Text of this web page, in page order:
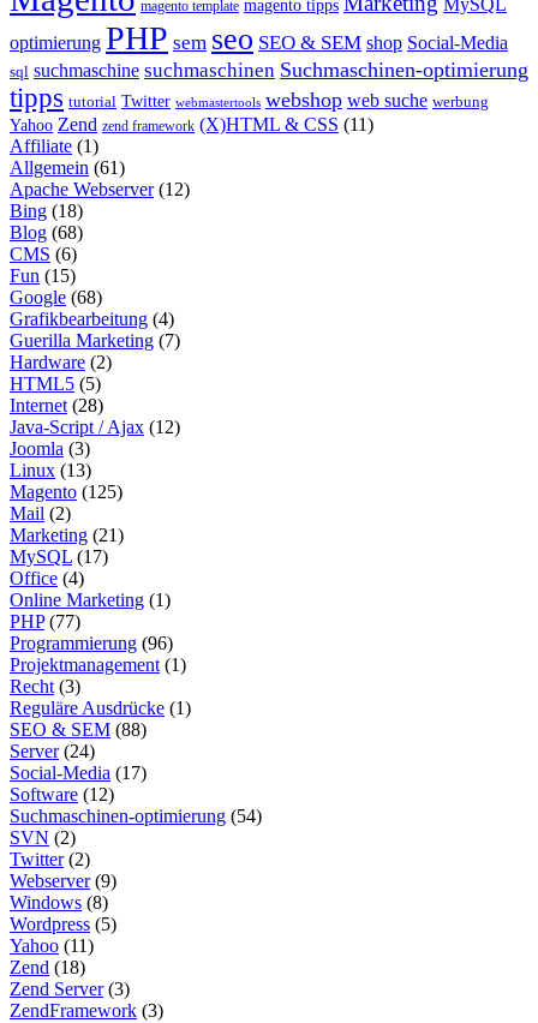
magento template magento tipps MySQL
optimierung PHP sem seo SEO & SEM shop Social-Media
sql suchmaschine suchmaschinen Suchmaschinen-optimierung
tipps tutorial Twitter webmastertools webshop web suche werbung
Yahoo Zend zend framework (X)HTML & CSS (11)
Affiliate (1)
Allgemein (61)
Apache Webserver(12)
Bing (18)
Blog (68)
CMS (6)
Fun (15)
Google (68)
Grafikbearbeitung (4)
Guerilla Marketing (7)
Hardware (2)
HTML5 (5)
Internet(28)
Java-Script / Ajax (12)
Joomla (3)
Linux (13)
Magento (125)
Mail (2)
Marketing (21)
MySQL (17)
Office (4)
Online Marketing (1)
PHP(77)
Programmierung (96)
Projektmanagement(1)
Recht(3)
Reguläre Ausdrücke (1)
SEO & SEM (88)
Server(24)
Social-Media (17)
Software (12)
Suchmaschinen-optimierung (54)
SVN (2)
Twitter(2)
Webserver(9)
Windows (8)
Wordpress (5)
Yahoo (11)
Zend (18)
Zend Server(3)
ZendFramework (3)